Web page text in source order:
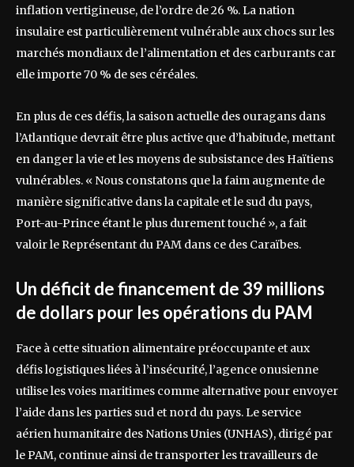
inflation vertigineuse, de l’ordre de 26 %. La nation
insulaire est particulièrement vulnérable aux chocs sur les
marchés mondiaux de l’alimentation et des carburants car
elle importe 70 % de ses céréales.
En plus de ces défis, la saison actuelle des ouragans dans
l’Atlantique devrait être plus active que d’habitude, mettant
en danger la vie et les moyens de subsistance des Haïtiens
vulnérables. « Nous constatons que la faim augmente de
manière significative dans la capitale et le sud du pays,
Port-au-Prince étant le plus durement touché », a fait
valoir le Représentant du PAM dans ce des Caraïbes.
Un déficit de financement de 39 millions
de dollars pour les opérations du PAM
Face à cette situation alimentaire préoccupante et aux
défis logistiques liées à l’insécurité, l’agence onusienne
utilise les voies maritimes comme alternative pour envoyer
l’aide dans les parties sud et nord du pays. Le service
aérien humanitaire des Nations Unies (UNHAS), dirigé par
le PAM, continue ainsi de transporter les travailleurs de